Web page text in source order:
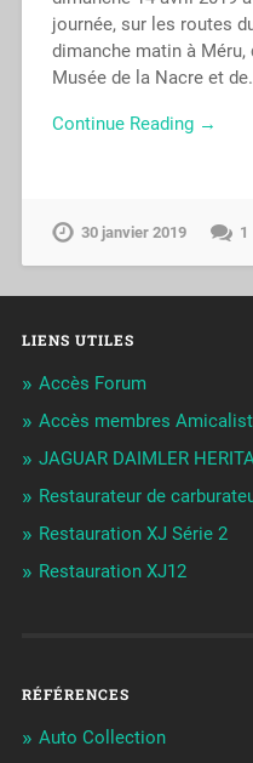
journée, sur les routes
dimanche matin à Méru,
Musée de la Nacre et
Continue Reading →
30 janvier 2019 1
LIENS UTILES
Accès Forum
Accès membres
JAGUAR DAIMLER
Restaurateur de
Restauration XJ Série 2
Restauration XJ12
RÉFÉRENCES
Auto Collection